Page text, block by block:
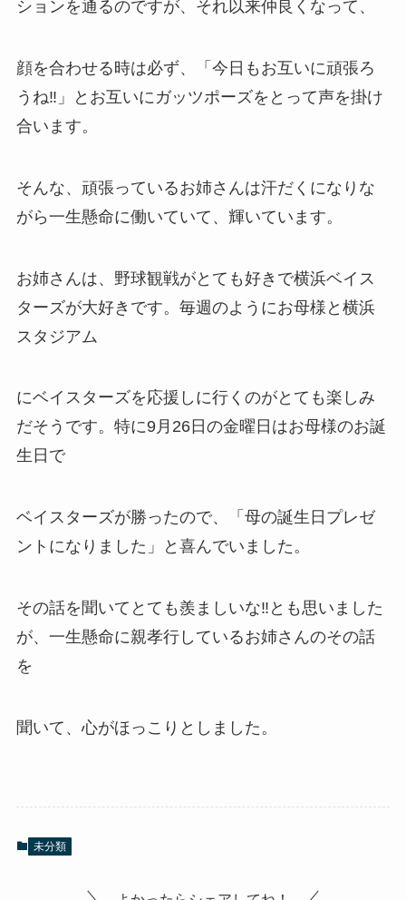
ションを通るのですが、それ以来仲良くなって、
顔を合わせる時は必ず、「今日もお互いに頑張ろ
うね‼」とお互いにガッツポーズをとって声を掛け
合います。
そんな、頑張っているお姉さんは汗だくになりな
がら一生懸命に働いていて、輝いています。
お姉さんは、野球観戦がとても好きで横浜ベイス
ターズが大好きです。毎週のようにお母様と横浜
スタジアム
にベイスターズを応援しに行くのがとても楽しみ
だそうです。特に9月26日の金曜日はお母様のお誕
生日で
ベイスターズが勝ったので、「母の誕生日プレゼ
ントになりました」と喜んでいました。
その話を聞いてとても羨ましいな‼とも思いました
が、一生懸命に親孝行しているお姉さんのその話
を
聞いて、心がほっこりとしました。
未分類